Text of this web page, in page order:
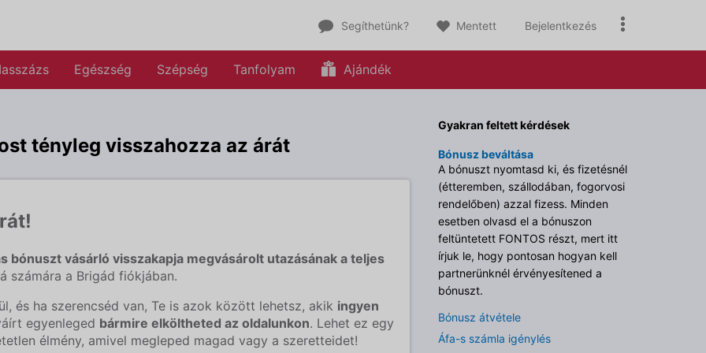
Segíthetünk? Mentett Bejelentkezés
Egészség Szépség Tanfolyam Ajándék
tényleg visszahozza az árát
bónuszt vásárló visszakapja megvásárolt utazásának a teljes
számára a Brigád fiókjában.
és ha szerencséd van, Te is azok között lehetsz, akik ingyen
egyenleged bármire elköltheted az oldalunkon. Lehet ez egy
élmény, amivel megleped magad vagy a szeretteidet!
Gyakran feltett kérdések
Bónusz beváltása
A bónuszt nyomtasd ki, és fizetésnél
(étteremben, szállodában, fogorvosi
rendelőben) azzal fizess. Minden
esetben olvasd el a bónuszon
feltüntetett FONTOS részt, mert itt
írjuk le, hogy pontosan hogyan kell
partnerünknél érvényesítened a
bónuszt.
Bónusz átvétele
Áfa-s számla igénylés